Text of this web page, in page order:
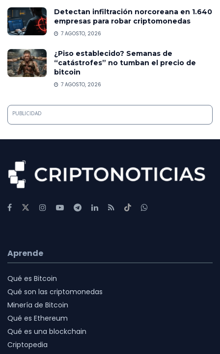
Detectan infiltración norcoreana en 1.640
empresas para robar criptomonedas
7 AGOSTO, 2026
¿Piso establecido? Semanas de
“catástrofes” no tumban el precio de
bitcoin
7 AGOSTO, 2026
PUBLICIDAD
Aprende
Qué es Bitcoin
Qué son las criptomonedas
Minería de Bitcoin
Qué es Ethereum
Qué es una blockchain
Criptopedia